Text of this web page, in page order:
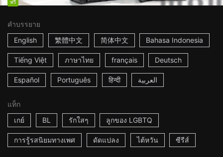
ฟรี
คำบรรยาย
English
繁體中文 简体中文 Bahasa Indonesia
Tiếng Việt ภาษาไทย français Deutsch
Español Português हिन्दी العربية
แท็ก
เกย์
BL รักใสๆ ลูกของ LGBTQ
การรู้รสนิยมทางเพศ ดัดแปลง ไต้หวัน ซีรีส์